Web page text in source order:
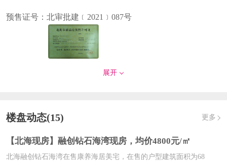
预售证号： 北审批建﹝2021﹞087号
发证时间：2021-07-30
展开
楼盘动态(15) 更多
【北海现房】融创钻石海湾现房，均价4800元/㎡
北海融创钻石海湾在售康养海居美宅，在售的户型建筑面积为68